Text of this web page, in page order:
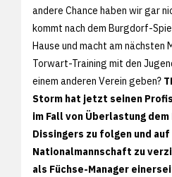
andere Chance haben wir gar
kommt nach dem Burgdorf-
Hause und macht am nächsten
Torwart-Training mit den
einem anderen Verein geben?
Storm hat jetzt seinen
im Fall von Überlastung
Dissingers zu folgen und
Nationalmannschaft zu
als Füchse-Manager